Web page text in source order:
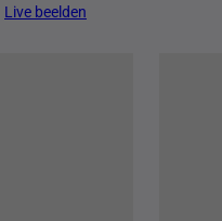
Live beelden